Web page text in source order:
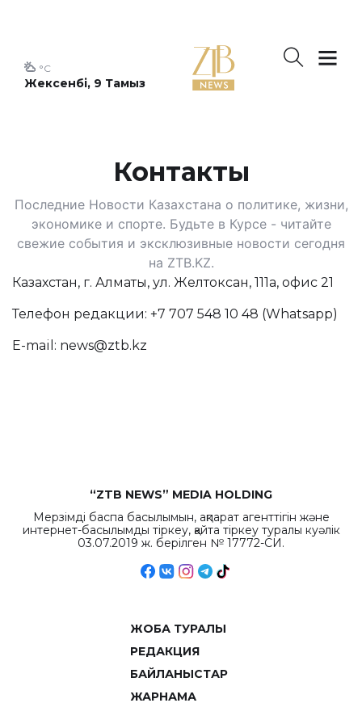
Жексенбі, 9 Тамыз
°C
Контакты
Последние Новости Казахстана о политике, жизни,
экономике и спорте. Будьте в Курсе - читайте
свежие события и эксклюзивные новости сегодня
на ZTB.KZ.
Казахстан, г. Алматы, ул. Желтоксан, 111а, офис 21
Телефон редакции: +7 707 548 10 48 (Whatsapp)
E-mail: news@ztb.kz
“ZTB NEWS” MEDIA HOLDING
Мерзімді баспа басылымын, ақпарат агенттігін және
интернет-басылымды тіркеу, қайта тіркеу туралы куәлік
03.07.2019 ж. берілген № 17772-СИ.
ЖОБА ТУРАЛЫ
РЕДАКЦИЯ
БАЙЛАНЫСТАР
ЖАРНАМА